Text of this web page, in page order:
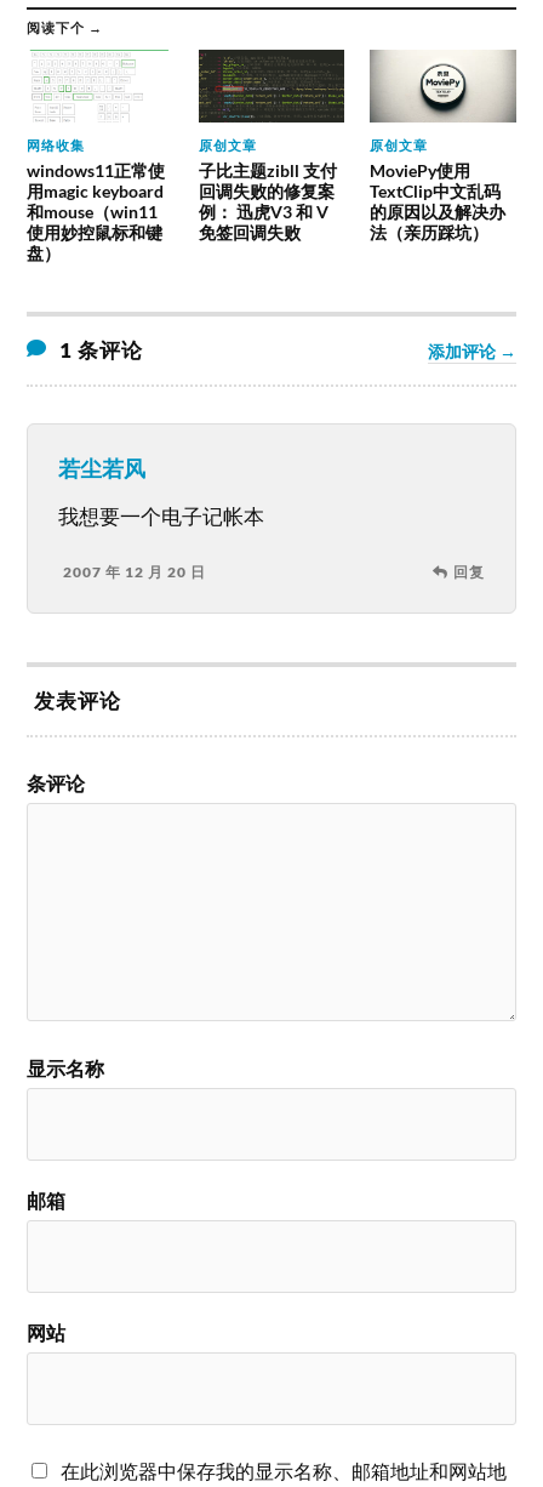
阅读下个 →
网络收集
windows11正常使
用magic keyboard
和mouse（win11
使用妙控鼠标和键
盘）
原创文章
子比主题zibll 支付
回调失败的修复案
例： 迅虎V3 和 V
免签回调失败
原创文章
MoviePy使用
TextClip中文乱码
的原因以及解决办
法（亲历踩坑）
1 条评论 添加评论 →
若尘若风
我想要一个电子记帐本
2007 年 12 月 20 日 回复
发表评论
条评论
显示名称
邮箱
网站
在此浏览器中保存我的显示名称、邮箱地址和网站地